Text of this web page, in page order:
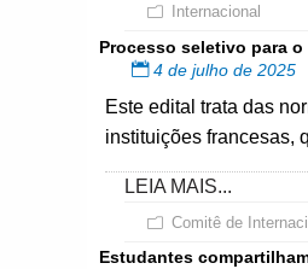
Internacional
Processo seletivo para o
4 de julho de 2025
Este edital trata das
instituições francesas,
LEIA MAIS...
Comitê de
Estudantes